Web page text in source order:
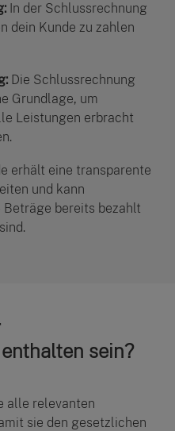
In der Schlussrechnung
dein Kunde zu zahlen
Die Schlussrechnung
Grundlage, um
Leistungen erbracht
erhält eine transparente
und kann
bereits bezahlt
sein?
alle relevanten
sie den gesetzlichen